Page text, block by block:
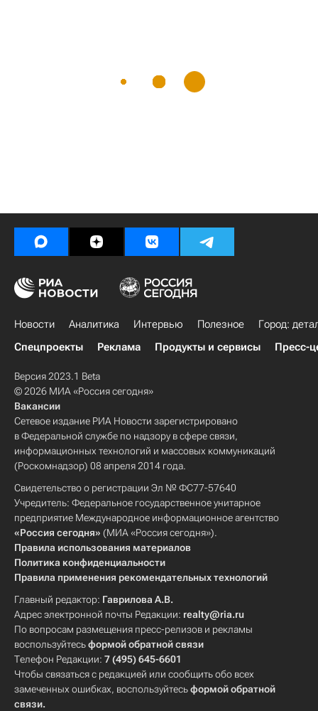
Новости Аналитика Интервью Полезное
Город:
Спецпроекты
Реклама Продукты и сервисы Пресс-
Версия 2023.1 Beta
© 2026 МИА «Россия сегодня»
Вакансии
Сетевое издание РИА Новости зарегистрировано
в Федеральной службе по надзору в сфере связи,
информационных технологий и массовых коммуникаций
(Роскомнадзор) 08 апреля 2014 года.
Свидетельство о регистрации Эл № ФС77-57640
Учредитель: Федеральное государственное унитарное
предприятие Международное информационное агентство
«Россия сегодня» (МИА «Россия сегодня»).
Правила использования материалов
Политика конфиденциальности
Правила применения рекомендательных технологий
Главный редактор: Гаврилова А.В.
Адрес электронной почты Редакции: realty@ria.ru
По вопросам размещения пресс-релизов и рекламы
воспользуйтесьформой обратной связи
Телефон Редакции: 7 (495) 645-6601
Чтобы связаться с редакцией или сообщить обо всех
замеченных ошибках, воспользуйтесьформой обратной
связи.